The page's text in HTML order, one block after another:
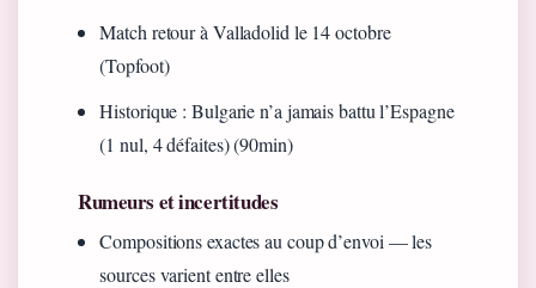
Match retour à Valladolid le 14 octobre
(Topfoot)
Historique : Bulgarie n’a jamais battu l’Espagne
(1 nul, 4 défaites) (90min)
Rumeurs et incertitudes
Compositions exactes au coup d’envoi — les
sources varient entre elles